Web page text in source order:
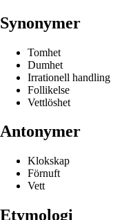
Synonymer
Tomhet
Dumhet
Irrationell handling
Follikelse
Vettlöshet
Antonymer
Klokskap
Förnuft
Vett
Etymologi